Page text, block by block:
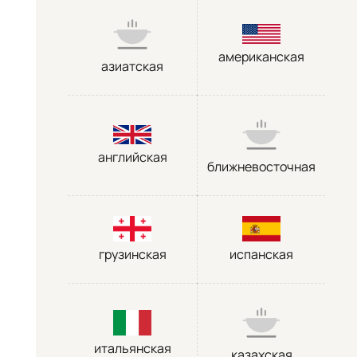
азиатская
американская
английская
ближневосточная
грузинская испанская
итальянская